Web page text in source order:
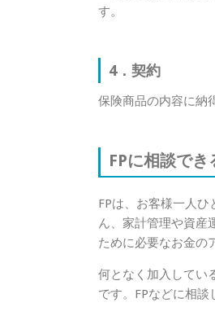
す。
4．契約
保険商品の内容に納
FPに相談で
FPは、お客様一人
ん、家計管理や資産
ために必要なお金の
何となく加入してい
です。FPなどに相談